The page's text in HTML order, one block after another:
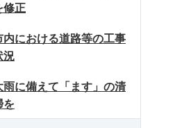
修正
内における道路等の工事
況
雨に備えて「ます」の清
を